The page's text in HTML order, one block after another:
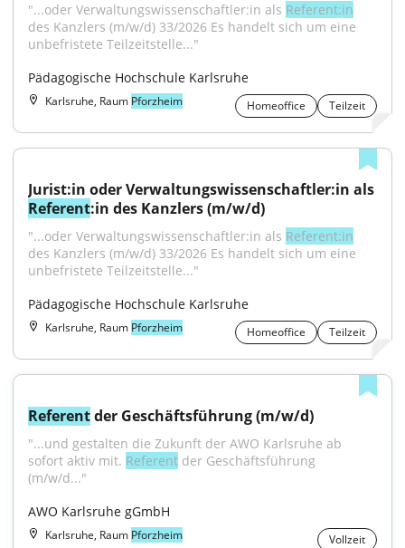
"...oder Verwaltungswissenschaftler:in als Referent:in
des Kanzlers (m/w/d) 33/2026 Es handelt sich um eine
unbefristete Teilzeitstelle..."
Pädagogische Hochschule Karlsruhe
Karlsruhe, Raum Pforzheim Homeoffice Teilzeit
Referent:in des Kanzlers (m/w/d)
"...oder Verwaltungswissenschaftler:in als Referent:in
des Kanzlers (m/w/d) 33/2026 Es handelt sich um eine
unbefristete Teilzeitstelle..."
Pädagogische Hochschule Karlsruhe
Karlsruhe, Raum Pforzheim Homeoffice Teilzeit
Referent der Geschäftsführung (m/w/d)
"...und gestalten die Zukunft der AWO Karlsruhe ab
sofort aktiv mit. Referent der Geschäftsführung
(m/w/d..."
AWO Karlsruhe gGmbH
Karlsruhe, Raum Pforzheim Vollzeit